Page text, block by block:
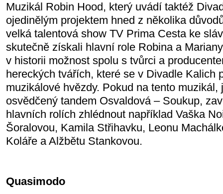
Muzikál Robin Hood, který uvádí taktéž
ojedinělým projektem hned z několika
velká talentová show TV Prima Cesta ke
skutečně získali hlavní role Robina a
v historii možnost spolu s tvůrci a
hereckých tvářích, které se v Divadle Kalich
muzikálové hvězdy. Pokud na tento muzikál,
osvědčený tandem Osvaldová – Soukup,
hlavních rolích zhlédnout například Vaška
Šoralovou, Kamila Střihavku, Leonu
Koláře a Alžbětu Stankovou.
Quasimodo